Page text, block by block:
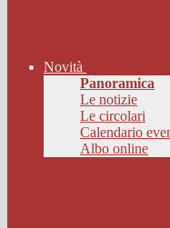
Novità
Panoramica
Le notizie
Le circolari
Calendario
Albo online